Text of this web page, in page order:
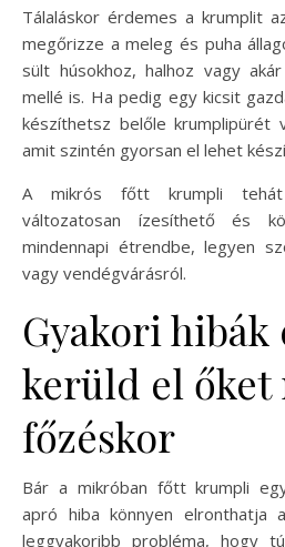
Tálaláskor érdemes a krumplit
megőrizze a meleg és puha
sült húsokhoz, halhoz vagy
mellé is. Ha pedig egy kicsit
készíthetsz belőle krumplipürét
amit szintén gyorsan el lehet
A mikrós főtt krumpli
változatosan ízesíthető és
mindennapi étrendbe, legyen
vagy vendégvárásról.
Gyakori hibák
kerüld el őket
főzéskor
Bár a mikróban főtt krumpli
apró hiba könnyen elronthatja
leggyakoribb probléma, hogy